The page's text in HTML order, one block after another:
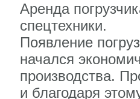
Аренда
спецтехники.
Появление
начался
производства.
и благодаря